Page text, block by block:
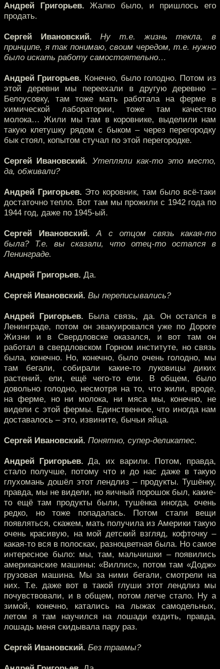
Андрей Григорьев. Жалко было, и пришлось его
продать.
Сергей Ивановский. Ну т.е. жизнь текла, в
принципе, я так понимаю, своим чередом, т.е. нужно
было искать работу самостоятельно…
Андрей Григорьев. Конечно, было голодно. Потом из
этой деревни мы переехали в другую деревню –
Белоусовку, там тоже мать работала на ферме в
химической лаборатории, тоже там качество
молока… Жили мы там в коровнике, выделили нам
такую клетушку рядом с быком – через перегородку
бык стоял, копытом стучал по этой перегородке.
Сергей Ивановский. Утепляли как-то это место,
да, обживали?
Андрей Григорьев. Это коровник, там было всё-таки
достаточно тепло. Вот там мы прожили с 1942 года по
1944 год, даже по 1945-ый.
Сергей Ивановский. А с отцом связь какая-то
была? Т.е. вы сказали, что отец-то остался в
Ленинграде.
Андрей Григорьев. Да.
Сергей Ивановский. Вы переписывались?
Андрей Григорьев. Была связь, да. Он остался в
Ленинграде, потом он эвакуировался уже по Дороге
Жизни и в Свердловске оказался, и вот там он
работал в свердловском Горном институте, но связь
была, конечно. Но, конечно, было очень голодно, мы
там бегали, собирали какие-то луковицы диких
растений, ели, ещё чего-то ели. В общем, было
довольно голодно, несмотря на то, что жили, вроде,
на ферме, но ни молока, ни мяса мы, конечно, не
видели с этой фермы. Единственное, что иногда нам
доставалось – это, извините, бычьи яйца.
Сергей Ивановский. Понятно, супер-деликатес.
Андрей Григорьев. Да, их варили. Потом, правда,
стало получше, потому что и до нас даже в такую
глухомань дошёл этот лендлиз – продукты. Тушёнку,
правда, мы не видели, но яичный порошок был, какие-
то ещё там продукты были, тушёнка иногда, очень
редко, но тоже попадалась. Потом стали вещи
появляться, скажем, мать получила из Америки такую
очень красивую, на мой детский взгляд, кофточку –
какая-то вся в полосках, разноцветная была. Но самое
интересное было: мы, там, мальчишки – появились
американские машины: «Виллис», потом там «Додж»
грузовая машина. Мы за ними бегали, смотрели на
них. Т.е. даже вот в такой глуши этот лендлиз мы
почувствовали, и в общем, потом легче стало. Ну а
зимой, конечно, катались на лыжах самодельных,
летом я там научился на лошади ездить, правда,
лошадь меня скидывала пару раз.
Сергей Ивановский. Без травмы?